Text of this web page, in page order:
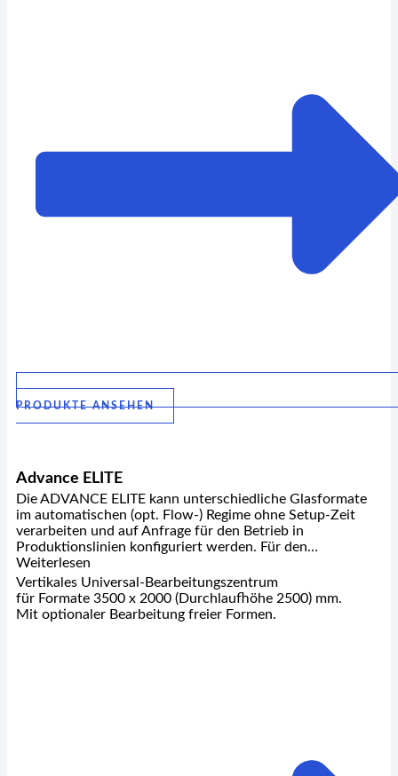
PRODUKTE ANSEHEN
Advance ELITE
Die ADVANCE ELITE kann unterschiedliche Glasformate
im automatischen (opt. Flow-) Regime ohne Setup-Zeit
verarbeiten und auf Anfrage für den Betrieb in
Produktionslinien konfiguriert werden. Für den…
Weiterlesen
Vertikales Universal-Bearbeitungszentrum
für Formate 3500 x 2000 (Durchlaufhöhe 2500) mm.
Mit optionaler Bearbeitung freier Formen.